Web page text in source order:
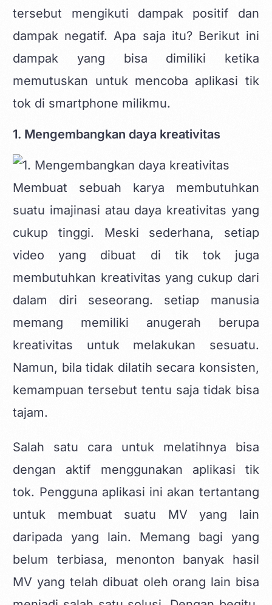
tersebut mengikuti dampak positif dan
dampak negatif. Apa saja itu? Berikut ini
dampak yang bisa dimiliki ketika
memutuskan untuk mencoba aplikasi tik
tok di smartphone milikmu.
1. Mengembangkan daya kreativitas
Membuat sebuah karya membutuhkan
suatu imajinasi atau daya kreativitas yang
cukup tinggi. Meski sederhana, setiap
video yang dibuat di tik tok juga
membutuhkan kreativitas yang cukup dari
dalam diri seseorang. setiap manusia
memang memiliki anugerah berupa
kreativitas untuk melakukan sesuatu.
Namun, bila tidak dilatih secara konsisten,
kemampuan tersebut tentu saja tidak bisa
tajam.
Salah satu cara untuk melatihnya bisa
dengan aktif menggunakan aplikasi tik
tok. Pengguna aplikasi ini akan tertantang
untuk membuat suatu MV yang lain
daripada yang lain. Memang bagi yang
belum terbiasa, menonton banyak hasil
MV yang telah dibuat oleh orang lain bisa